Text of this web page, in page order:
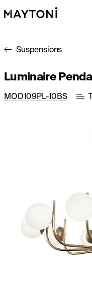
Suspensions
Luminaire
MOD109PL-10BS